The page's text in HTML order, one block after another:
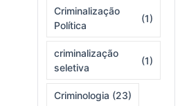
Criminalização
Política
(1)
criminalização
seletiva
(1)
Criminologia (23)